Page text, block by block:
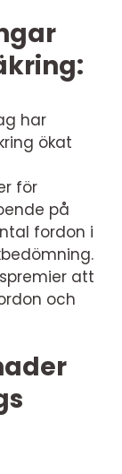
har
ökat
för
på
fordon i
att
och